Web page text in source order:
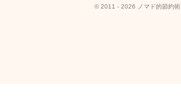
© 2011 - 2026 ノマド的節約術